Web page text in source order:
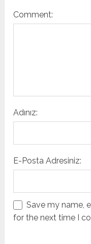
Comment:
Adınız:
E-Posta Adresiniz:
Save my name,
for the next time I